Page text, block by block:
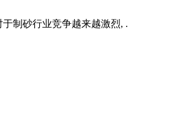
制砂行业竞争越来越激烈, .